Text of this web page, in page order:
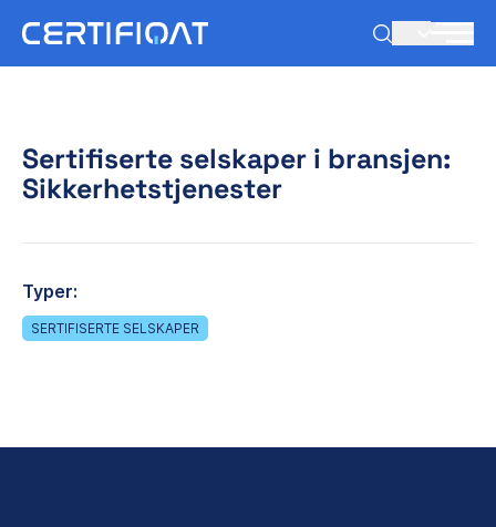
Sertifiserte selskaper i bransjen:
Sikkerhetstjenester
Typer:
SERTIFISERTE SELSKAPER